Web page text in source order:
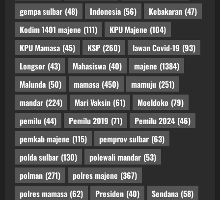
gempa sulbar (48) Indonesia (56) Kebakaran (47)
Kodim 1401 majene (111) KPU Majene (104)
KPU Mamasa (45) KSP (260) lawan Covid-19 (93)
Longsor (43) Mahasiswa (40) majene (1384)
Malunda (50) mamasa (450) mamuju (251)
mandar (224) Mari Vaksin (61) Moeldoko (79)
pemilu (44) Pemilu 2019 (71) Pemilu 2024 (46)
pemkab majene (115) pemprov sulbar (63)
polda sulbar (130) polewali mandar (53)
polman (271) polres majene (367)
polres mamasa (62) Presiden (40) Sendana (58)